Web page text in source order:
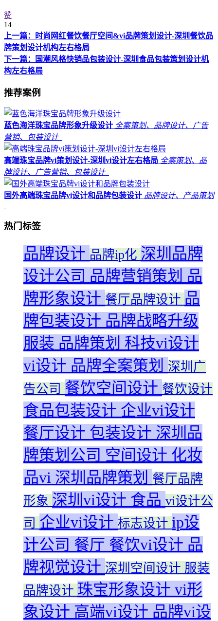
赞
14
上一篇：时尚网红餐饮餐厅空间&vi品牌策划设计-深圳餐饮品
牌策划设计机构左右格局
下一篇：国潮风格快销品包装设计-深圳食品包装策划设计机
构左右格局
推荐案例
蓝色海洋珠宝品牌形象升级设计 全案策划、品牌设计、广告
营销、包装设计
高端珠宝品牌vi策划设计-深圳vi设计左右格局 全案策划、品
牌设计、广告营销、包装设计
国外高端珠宝品牌vi设计和品牌包装设计 品牌设计、产品策划
热门标签
品牌设计 品牌ip化 深圳品牌
设计公司 品牌营销策划 品
牌形象设计 餐厅品牌设计 品
牌包装设计 品牌战略升级
服装 品牌策划 科技vi设计
vi设计 品牌全案策划
深圳广
告公司 餐饮空间设计 餐饮设计
食品包装设计 企业vi设计
餐厅设计 包装设计 深圳品
牌策划公司 空间设计 化妆
品vi 深圳品牌策划
餐厅品牌
形象 深圳vi设计 食品 vi设计公
司 企业vi设计 标志设计 ip设
计公司 餐厅 餐饮vi设计 品
牌视觉设计 深圳空间设计 服装
品牌设计 珠宝形象设计 vi形
象设计 高端vi设计 品牌vi设